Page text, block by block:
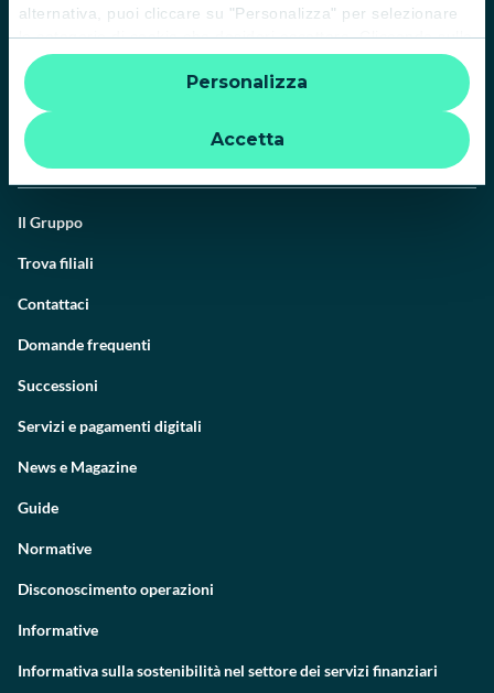
alternativa, puoi cliccare su "Personalizza" per selezionare
le categorie di cookie che desideri accettare. Cliccando sulla
“X” le impostazioni predefinite vengono lasciate invariate e
quindi la navigazione può continuare senza cookie o altri
strumenti di tracciamento diversi da quelli tecnici. Per
ulteriori informazioni:
informativa privacy
Accetta
Personalizza
Il Gruppo
Trova filiali
Contattaci
Domande frequenti
Successioni
Servizi e pagamenti digitali
News e Magazine
Guide
Normative
Disconoscimento operazioni
Informative
Informativa sulla sostenibilità nel settore dei servizi finanziari